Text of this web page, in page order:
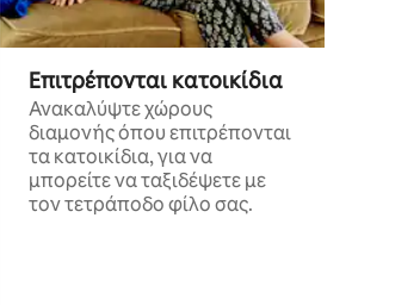
Επιτρέπονται κατοικίδια
Ανακαλύψτε χώρους
διαμονής όπου επιτρέπονται
τα κατοικίδια, για να
μπορείτε να ταξιδέψετε με
τον τετράποδο φίλο σας.